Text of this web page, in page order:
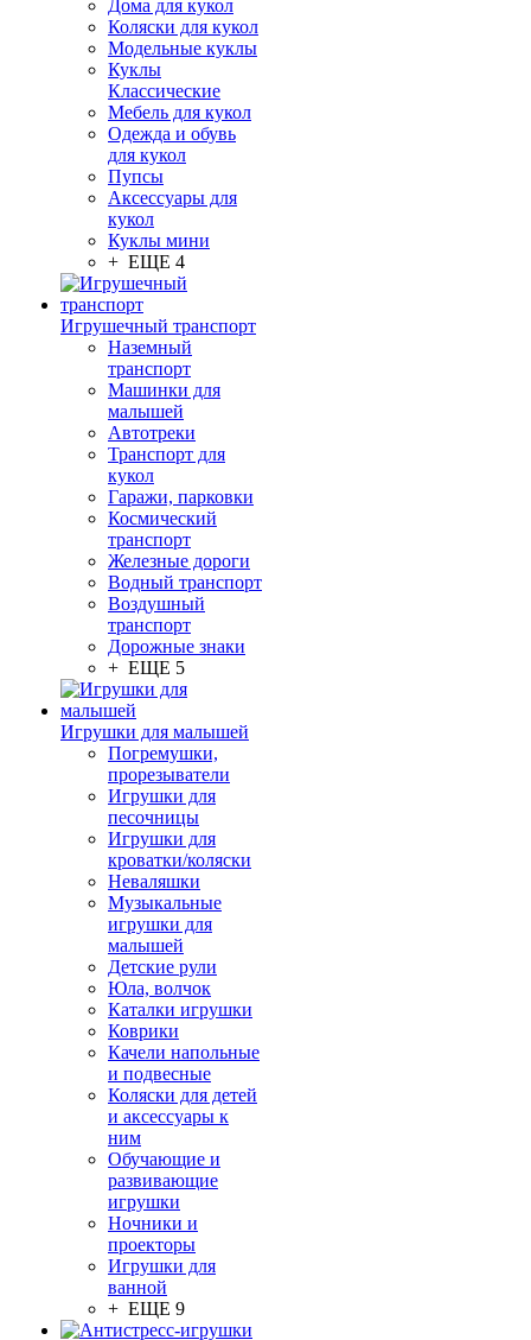
Дома для кукол
Коляски для кукол
Модельные куклы
Куклы
Классические
Мебель для кукол
Одежда и обувь
для кукол
Пупсы
Аксессуары для
кукол
Куклы мини
+ ЕЩЕ 4
Игрушечный транспорт
Наземный
транспорт
Машинки для
малышей
Автотреки
Транспорт для
кукол
Гаражи, парковки
Космический
транспорт
Железные дороги
Водный транспорт
Воздушный
транспорт
Дорожные знаки
+ ЕЩЕ 5
Игрушки для малышей
Погремушки,
прорезыватели
Игрушки для
песочницы
Игрушки для
кроватки/коляски
Неваляшки
Музыкальные
игрушки для
малышей
Детские рули
Юла, волчок
Каталки игрушки
Коврики
Качели напольные
и подвесные
Коляски для детей
и аксессуары к
ним
Обучающие и
развивающие
игрушки
Ночники и
проекторы
Игрушки для
ванной
+ ЕЩЕ 9